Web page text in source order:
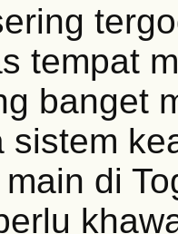
tempat
banget
sistem
di